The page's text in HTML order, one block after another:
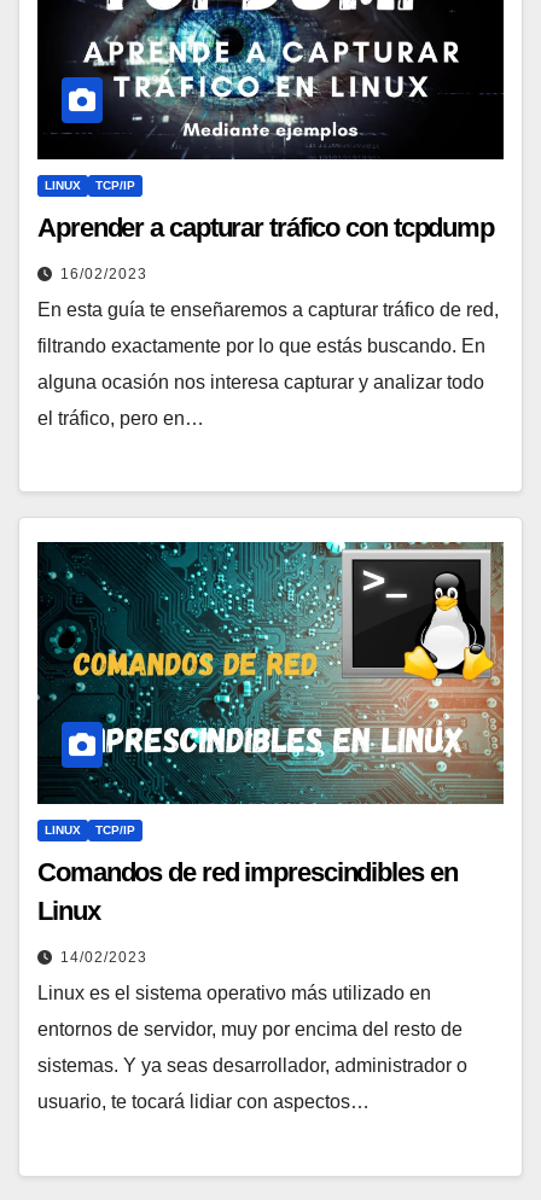
LINUX TCP/IP
Aprender a capturar tráfico con tcpdump
16/02/2023
En esta guía te enseñaremos a capturar tráfico de red,
filtrando exactamente por lo que estás buscando. En
alguna ocasión nos interesa capturar y analizar todo
el tráfico, pero en…
LINUX TCP/IP
Comandos de red imprescindibles en
Linux
14/02/2023
Linux es el sistema operativo más utilizado en
entornos de servidor, muy por encima del resto de
sistemas. Y ya seas desarrollador, administrador o
usuario, te tocará lidiar con aspectos…